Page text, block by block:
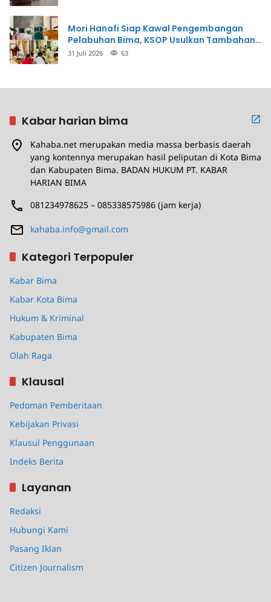
Mori Hanafi Siap Kawal Pengembangan
Pelabuhan Bima, KSOP Usulkan Tambahan
Dermaga Rp400 Miliar
31 Juli 2026 63
Kabar harian bima
Kahaba.net merupakan media massa berbasis daerah
yang kontennya merupakan hasil peliputan di Kota Bima
dan Kabupaten Bima. BADAN HUKUM PT. KABAR
HARIAN BIMA
081234978625 – 085338575986 (jam kerja)
kahaba.info@gmail.com
Kategori Terpopuler
Kabar Bima
Kabar Kota Bima
Hukum & Kriminal
Kabupaten Bima
Olah Raga
Klausal
Pedoman Pemberitaan
Kebijakan Privasi
Klausul Penggunaan
Indeks Berita
Layanan
Redaksi
Hubungi Kami
Pasang Iklan
Citizen Journalism